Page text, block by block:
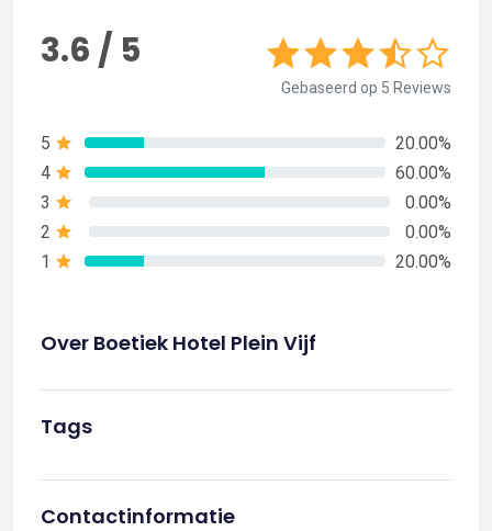
3.6 / 5
Gebaseerd op 5 Reviews
5
20.00%
4
60.00%
3
0.00%
2
0.00%
1
20.00%
Over Boetiek Hotel Plein Vijf
Tags
Contactinformatie